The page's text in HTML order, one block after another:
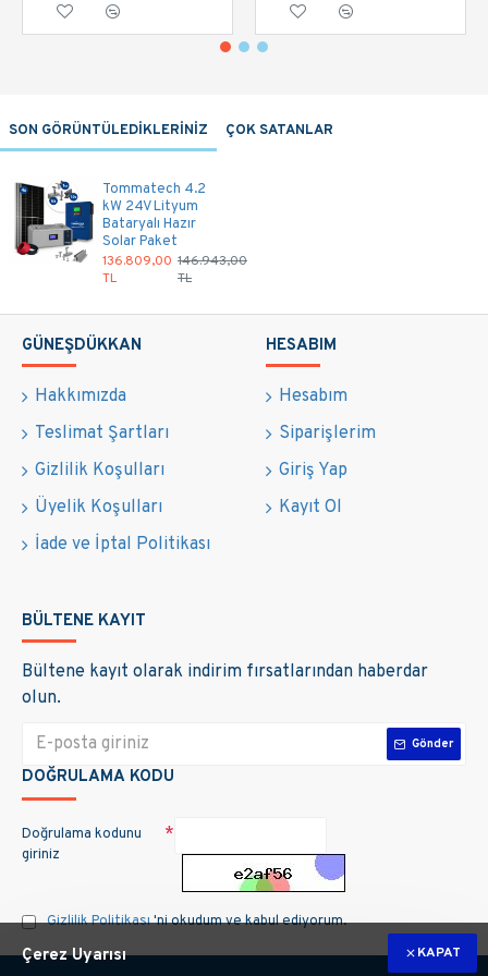
Tam Set Montaj Ekipmanları (Profil ve Kelepçeler)
Akü ve İnverter Arası Bağlantı Kablosu
SON GÖRÜNTÜLEDİKLERİNİZ ÇOK SATANLAR
Tommatech 4.2
kW 24V Lityum
Bataryalı Hazır
Solar Paket
136.809,00
TL
146.943,00
TL
GÜNEŞDÜKKAN
Hakkımızda
Teslimat Şartları
Gizlilik Koşulları
Üyelik Koşulları
İade ve İptal Politikası
HESABIM
Hesabım
Siparişlerim
Giriş Yap
Kayıt Ol
BÜLTENE KAYIT
Bültene kayıt olarak indirim fırsatlarından haberdar
olun.
Gönder
DOĞRULAMA KODU
Doğrulama kodunu
giriniz
Gizlilik Politikası'ni okudum ve kabul ediyorum.
KAPAT
Çerez Uyarısı